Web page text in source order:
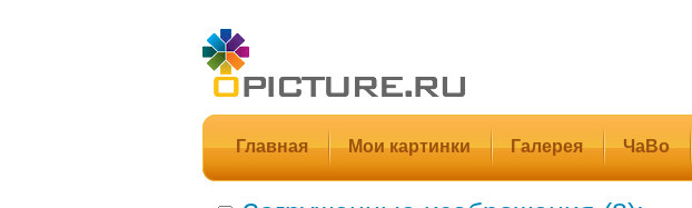
Главная Мои картинки Галерея ЧаВо